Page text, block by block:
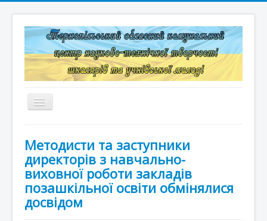
Перемикач
навігації
Структура
Документація
Конкурси та змагання
Методисти та заступники
директорів з навчально-
виховної роботи закладів
позашкільної освіти обмінялися
досвідом